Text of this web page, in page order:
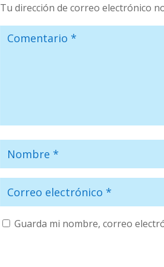
Tu dirección de correo electrónico
Guarda mi nombre, correo